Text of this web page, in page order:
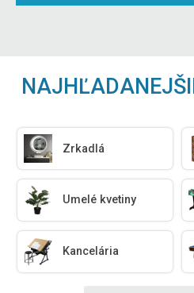
Zrkadlá
Umelé kvetiny
Kancelária